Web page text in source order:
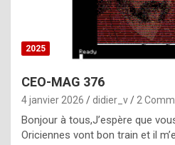
o
r
p
e
c
2025
CEO-MAG 376
4 janvier 2026 didier_v 2
Bonjour à tous,J’espère que
Oriciennes vont bon train et il